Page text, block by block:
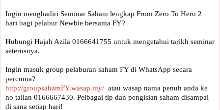
Ingin menghadiri Seminar Saham lengkap From Zero To Hero 2
Hubungi Hajah Azila 0166641755 untuk mengetahui tarikh seminar
seterusnya.
Ingin masuk group pelaburan saham FY di WhatsApp secara
percuma?
http://groupsahamFY.wasap.my/
  atau wasap nama penuh anda ke
no talian 0166667430. Pelbagai tip dan pengisian saham disampai
di sana setiap hari!